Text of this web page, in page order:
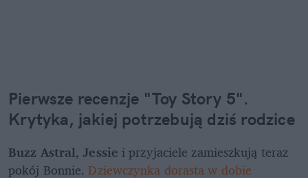
Pierwsze recenzje "Toy Story 5".
Krytyka, jakiej potrzebują dziś rodzice
Buzz Astral, Jessie i przyjaciele zamieszkują teraz
pokój Bonnie. Dziewczynka dorasta w dobie